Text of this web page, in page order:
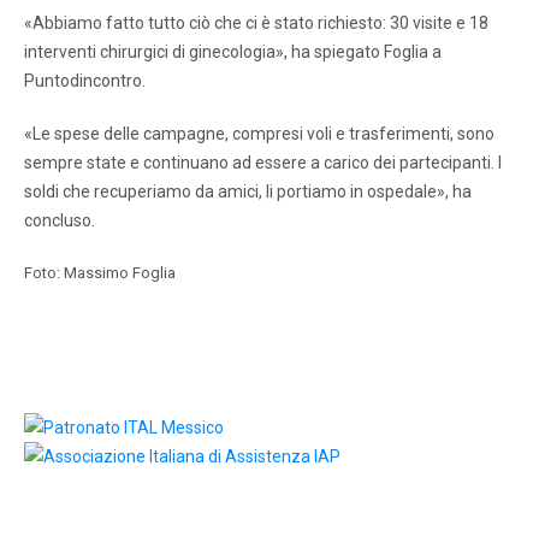
«Abbiamo fatto tutto ciò che ci è stato richiesto: 30 visite e 18
interventi chirurgici di ginecologia», ha spiegato Foglia a
Puntodincontro.
«Le spese delle campagne, compresi voli e trasferimenti, sono
sempre state e continuano ad essere a carico dei partecipanti. I
soldi che recuperiamo da amici, li portiamo in ospedale», ha
concluso.
Foto: Massimo Foglia